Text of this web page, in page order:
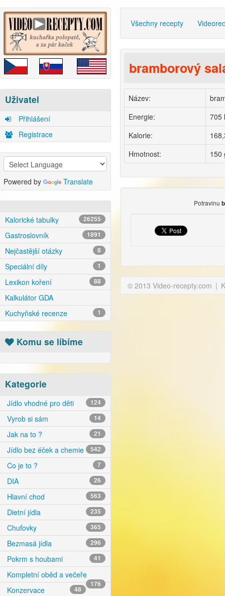
Uživatel
Přihlášení
Registrace
Powered by Translate
Kalorické tabulky 26255
Gastroslovník 1891
Nejčastější otázky 8
Speciální díly 1
Lexikon koření 88
Kalkulátor GDA
Kuchyňské recenze
1
Komu se líbíme
Kategorie
Jídlo vhodné pro děti 124
Vyrob si sám 14
Jak na to ? 21
Jídlo bez éček a chemie 542
Co je to ? 7
DIA 26
Hlavní chod 563
Dietní jídla 235
Chuťovky 365
Bezmasá jídla 296
Pokrm s houbami 41
Kompletní oběd a večeře
176
Konzervace 48
Všechny recepty
bramborový
Název:
Energie:
705
Kalorie:
Hmotnost:
150
Potravinu
© 2013 Video-recepty.com |